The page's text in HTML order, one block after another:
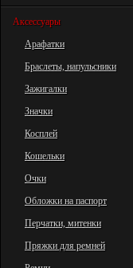
Аксессуары
Арафатки
Браслеты, напульсники
Зажигалки
Значки
Косплей
Кошельки
Очки
Обложки на паспорт
Перчатки, митенки
Пряжки для ремней